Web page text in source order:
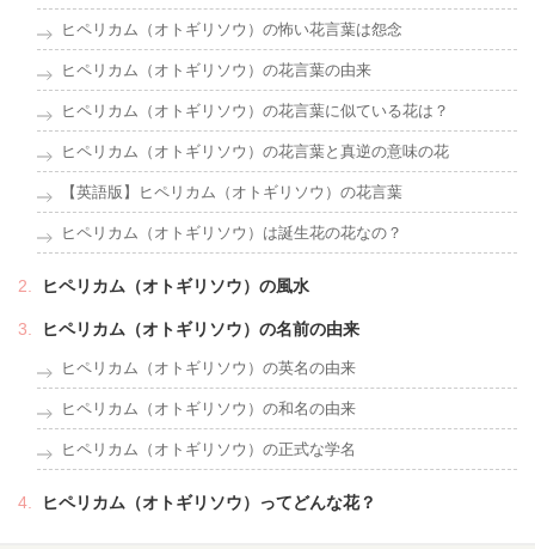
ヒペリカム（オトギリソウ）の怖い花言葉は怨念
ヒペリカム（オトギリソウ）の花言葉の由来
ヒペリカム（オトギリソウ）の花言葉に似ている花は？
ヒペリカム（オトギリソウ）の花言葉と真逆の意味の花
【英語版】ヒペリカム（オトギリソウ）の花言葉
ヒペリカム（オトギリソウ）は誕生花の花なの？
ヒペリカム（オトギリソウ）の風水
ヒペリカム（オトギリソウ）の名前の由来
ヒペリカム（オトギリソウ）の英名の由来
ヒペリカム（オトギリソウ）の和名の由来
ヒペリカム（オトギリソウ）の正式な学名
ヒペリカム（オトギリソウ）ってどんな花？